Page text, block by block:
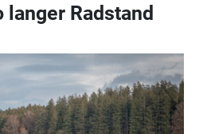
langer Radstand